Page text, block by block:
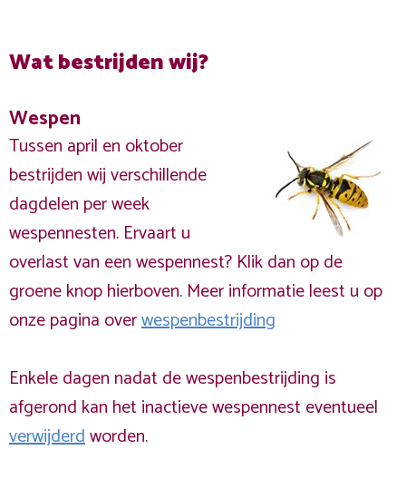
Wat bestrijden wij?
Wespen
Tussen april en oktober
bestrijden wij verschillende
dagdelen per week
wespennesten. Ervaart u
overlast van een wespennest? Klik dan op de
groene knop hierboven. Meer informatie leest u op
onze pagina overwespenbestrijding
Enkele dagen nadat de wespenbestrijding is
afgerond kan het inactieve wespennest eventueel
verwijderdworden.